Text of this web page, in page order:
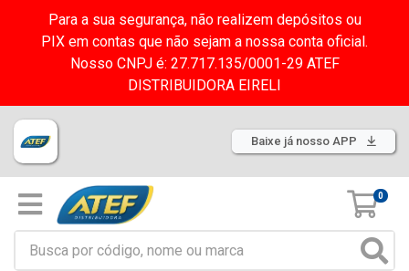
Para a sua segurança, não realizem depósitos ou
PIX em contas que não sejam a nossa conta oficial.
Nosso CNPJ é: 27.717.135/0001-29 ATEF
DISTRIBUIDORA EIRELI
Baixe já nosso APP
0